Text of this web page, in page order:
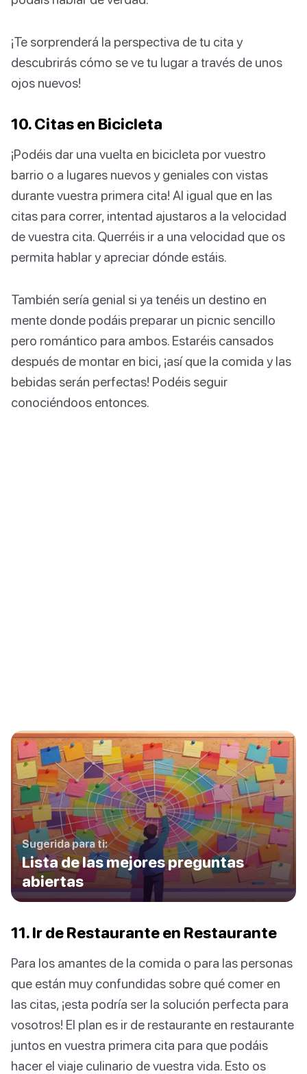
¡Te sorprenderá la perspectiva de tu cita y
descubrirás cómo se ve tu lugar a través de unos
ojos nuevos!
10. Citas en Bicicleta
¡Podéis dar una vuelta en bicicleta por vuestro
barrio o a lugares nuevos y geniales con vistas
durante vuestra primera cita! Al igual que en las
citas para correr, intentad ajustaros a la velocidad
de vuestra cita. Querréis ir a una velocidad que os
permita hablar y apreciar dónde estáis.
También sería genial si ya tenéis un destino en
mente donde podáis preparar un picnic sencillo
pero romántico para ambos. Estaréis cansados
después de montar en bici, ¡así que la comida y las
bebidas serán perfectas! Podéis seguir
conociéndoos entonces.
Sugerida para ti:
Lista de las mejores preguntas
abiertas
11. Ir de Restaurante en Restaurante
Para los amantes de la comida o para las personas
que están muy confundidas sobre qué comer en
las citas, ¡esta podría ser la solución perfecta para
vosotros! El plan es ir de restaurante en restaurante
juntos en vuestra primera cita para que podáis
hacer el viaje culinario de vuestra vida. Esto os